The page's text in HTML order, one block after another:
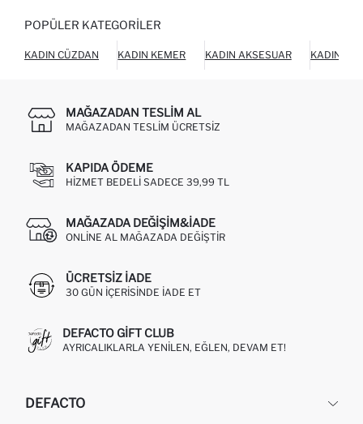
POPÜLER KATEGORILER
KADIN CÜZDAN KADIN KEMER KADIN AKSESUAR KADIN
MAĞAZADAN TESLIM AL
MAĞAZADAN TESLIM ÜCRETSIZ
KAPIDA ÖDEME
HIZMET BEDELI SADECE 39,99 TL
MAĞAZADA DEĞIŞIM&İADE
ONLINE AL MAĞAZADA DEĞIŞTIR
ÜCRETSIZ IADE
30 GÜN IÇERISINDE IADE ET
DEFACTO GIFT CLUB
AYRICALIKLARLA YENILEN, EĞLEN, DEVAM ET!
DEFACTO